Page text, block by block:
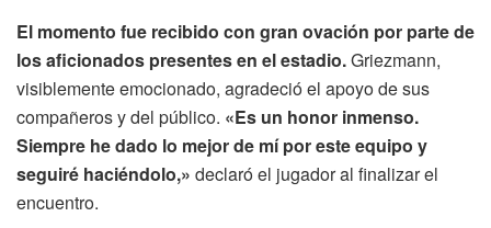
El momento fue recibido con gran ovación por parte de
los aficionados presentes en el estadio.Griezmann,
visiblemente emocionado, agradeció el apoyo de sus
compañeros y del público. «Es un honor inmenso.
Siempre he dado lo mejor de mí por este equipo y
seguiré haciéndolo,» declaró el jugador al finalizar el
encuentro.